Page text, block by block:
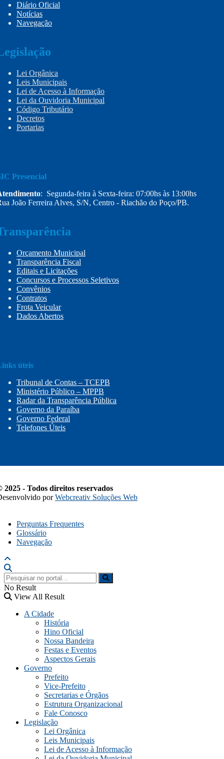
Diário Oficial
Notícias
Navegação
Lei Orgânica
Leis Municipais
Lei de Acesso à Informação
Lei da Ouvidoria Municipal
Código Tributário
Decretos
Portarias
Presencial
: Segunda-feira à Sexta-feira: 07:00hs às 13:00hs
João Ferreira Alves, S/N, Centro - Riachão do Poço/PB.
Orçamento Municipal
Transparência Fiscal
Editais e Licitações
Concursos e Processos Seletivos
Convênios
Contratos
Frota Veicular
Dados Abertos
úteis
Tribunal de Contas – TCEPB
Ministério Público – MPPB
Radar da Transparência Pública
Governo da Paraíba
Governo Federal
Telefones Úteis
2025 - Todos direitos reservados
porWebcreativ Soluções Web
Perguntas Frequentes
Glossário
Navegação
No Result
View All Result
A Cidade
História
Hino Oficial
Nossa Bandeira
Festas e Eventos
Aspectos Gerais
Governo
Prefeito
Vice-Prefeito
Secretarias e Órgãos
Estrutura Organizacional
Fale Conosco
Legislação
Lei Orgânica
Leis Municipais
Lei de Acesso à Informação